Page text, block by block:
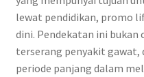
lewat pendidikan, promo
dini. Pendekatan ini
terserang penyakit gawat,
periode panjang dalam